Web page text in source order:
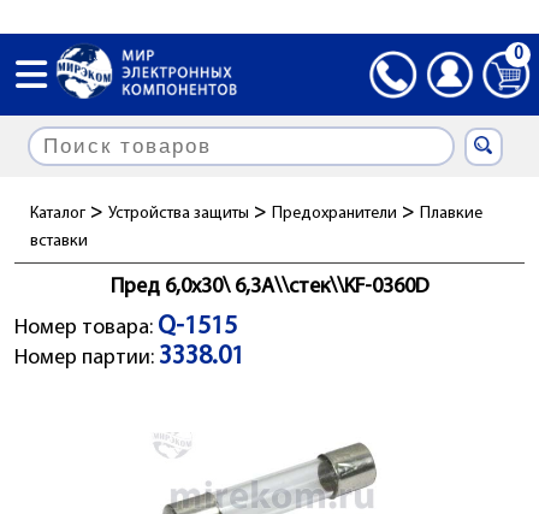
0
Каталог > Устройства защиты > Предохранители > Плавкие
вставки
Пред 6,0x30\ 6,3А\\стек\\KF-0360D
Номер товара: Q-1515
Номер партии: 3338.01